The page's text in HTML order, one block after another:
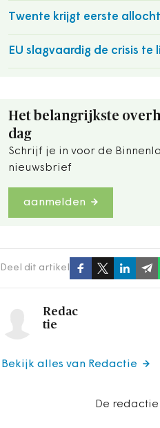
Twente krijgt eerste
EU slagvaardig de crisis te
Het belangrijkste
dag
Schrijf je in voor de
nieuwsbrief
aanmelden
Deel dit artikel
Redac
tie
De
Bekijk alles van Redactie